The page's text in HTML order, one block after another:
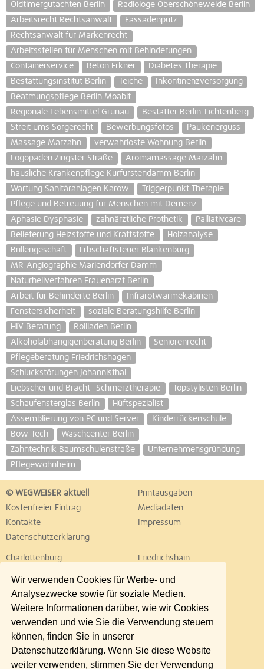
Wir verwenden Cookies für Werbe- und
Analysezwecke sowie für soziale Medien.
Weitere Informationen darüber, wie wir Cookies
verwenden und wie Sie die Verwendung steuern
können, finden Sie in unserer
Datenschutzerklärung. Wenn Sie diese Website
weiter verwenden, stimmen Sie der Verwendung
Oldtimergutachten Berlin
Radiologe Oberschöneweide Berlin
Arbeitsrecht Rechtsanwalt
Fassadenputz
Rechtsanwalt für Markenrecht
Arbeitsstellen für Menschen mit Behinderungen
Containerservice
Beton Erkner
Diabetes Therapie
Bestattungsinstitut Berlin
Teiche
Inkontinenzversorgung
Beatmungspflege Berlin Moabit
Regionale Lebensmittel Grünau
Bestatter Berlin-Lichtenberg
Streit ums Sorgerecht
Bewerbungsfotos
Paukenerguss
Massage Marzahn
verwahrloste Wohnung Berlin
Logopäden Zingster Straße
Aromamassage Marzahn
häusliche Krankenpflege Kurfürstendamm Berlin
Wartung Sanitäranlagen Karow
Triggerpunkt Therapie
Pflege und Betreuung für Menschen mit Demenz
Aphasie Dysphasie
zahnärztliche Prothetik
Palliativcare
Belieferung Heizstoffe und Kraftstoffe
Holzanalyse
Brillengeschäft
Erbschaftsteuer Blankenburg
MR-Angiographie Mariendorfer Damm
Naturheilverfahren Frauenarzt Berlin
Arbeit für Behinderte Berlin
Infrarotwärmekabinen
Fenstersicherheit
soziale Beratungshilfe Berlin
HIV Beratung
Rollladen Berlin
Alkoholabhängigenberatung Berlin
Seniorenrecht
Pflegeberatung Friedrichshagen
Schluckstörungen Johannisthal
Liebscher und Bracht -Schmerztherapie
Topstylisten Berlin
Schaufensterglas Berlin
Hüftspezialist
Assemblierung von PC und Server
Kinderrückenschule
Bow-Tech
Waschcenter Berlin
Zahntechnik Baumschulenstraße
Unternehmensgründung
Pflegewohnheim
© WEGWEISER aktuell
Printausgaben
Kostenfreier Eintrag
Mediadaten
Kontakte
Impressum
Datenschutzerklärung
Charlottenburg
Friedrichshain
Lichtenberg
Marzahn
Neukölln
Pankow
Reinickendorf
Schöneberg
Spandau
Steglitz